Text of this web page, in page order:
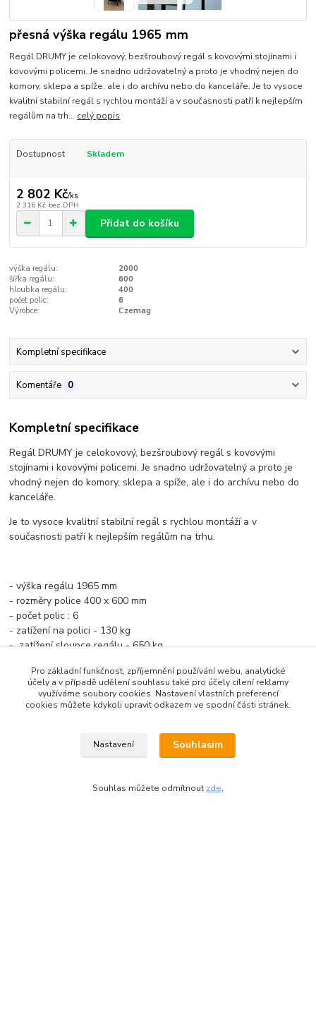
přesná výška regálu 1965 mm
Regál DRUMY je celokovový, bezšroubový regál s kovovými stojínami i
kovovými policemi. Je snadno udržovatelný a proto je vhodný nejen do
komory, sklepa a spíže, ale i do archívu nebo do kanceláře. Je to vysoce
kvalitní stabilní regál s rychlou montáží a v současnosti patří k nejlepším
regálům na trh... celý popis
Dostupnost Skladem
2 802 Kč/ks
2 316 Kč bez DPH
Přidat do košíku
výška regálu:
2000
šířka regálu:
600
hloubka regálu:
400
počet polic:
6
Výrobce:
Czemag
Kompletní specifikace
Komentáře 0
Kompletní specifikace
Regál DRUMY je celokovový, bezšroubový regál s kovovými
stojínami i kovovými policemi. Je snadno udržovatelný a proto je
vhodný nejen do komory, sklepa a spíže, ale i do archívu nebo do
kanceláře.
Je to vysoce kvalitní stabilní regál s rychlou montáží a v
současnosti patří k nejlepším regálům na trhu.
- výška regálu 1965 mm
- rozměry police 400 x 600 mm
- počet polic : 6
- zatížení na polici - 130 kg
- zatížení sloupce regálu - 650 kg
- barva: černá
- pro zvýšení životnosti regálu, jej doporučujeme ukotvit ke
REGÁLY VYŠŠÍ JAK 180 CM UKOTVIT
Zboží zařazeno v kategoriích
Pro základní funkčnost, zpříjemnění používání webu, analytické
účely a v případě udělení souhlasu také pro účely cílení reklamy
využíváme soubory cookies. Nastavení vlastních preferencí
cookies můžete kdykoli upravit odkazem ve spodní části stránek.
Nastavení Souhlasím
Souhlas můžete odmítnout zde.